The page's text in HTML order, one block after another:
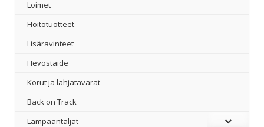
Loimet
Hoitotuotteet
Lisäravinteet
Hevostaide
Korut ja lahjatavarat
Back on Track
Lampaantaljat